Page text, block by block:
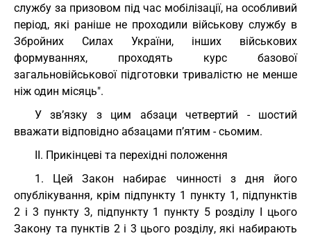
службу за призовом під час мобілізації, на особливий
період, які раніше не проходили військову службу в
Збройних Силах України, інших військових
формуваннях, проходять курс базової
загальновійськової підготовки тривалістю не менше
ніж один місяць".
У зв’язку з цим абзаци четвертий - шостий
вважати відповідно абзацами п’ятим - сьомим.
II. Прикінцеві та перехідні положення
1. Цей Закон набирає чинності з дня його
опублікування, крім підпункту 1 пункту 1, підпунктів
2 і 3 пункту 3, підпункту 1 пункту 5 розділу I цього
Закону та пунктів 2 і 3 цього розділу, які набирають